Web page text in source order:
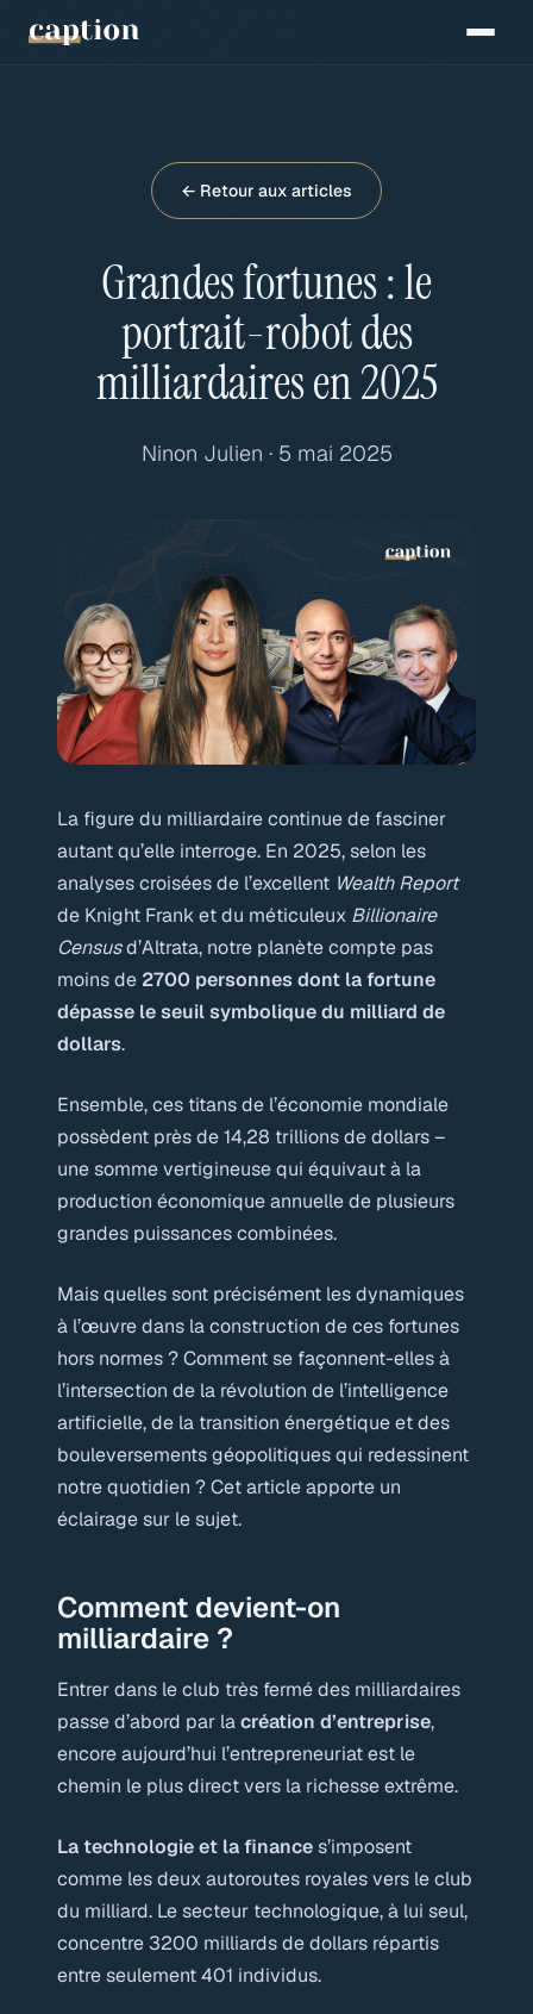
← Retour aux articles
Grandes fortunes : le
portrait-robot des
milliardaires en 2025
Ninon Julien · 5 mai 2025
La figure du milliardaire continue de fasciner
autant qu’elle interroge. En 2025, selon les
analyses croisées de l’excellent Wealth Report
de Knight Frank et du méticuleux Billionaire
Censusd’Altrata, notre planète compte pas
moins de 2700 personnes dont la fortune
dépasse le seuil symbolique du milliard de
dollars.
Ensemble, ces titans de l’économie mondiale
possèdent près de 14,28 trillions de dollars –
une somme vertigineuse qui équivaut à la
production économique annuelle de plusieurs
grandes puissances combinées.
Mais quelles sont précisément les dynamiques
à l’œuvre dans la construction de ces fortunes
hors normes ? Comment se façonnent-elles à
l’intersection de la révolution de l’intelligence
artificielle, de la transition énergétique et des
bouleversements géopolitiques qui redessinent
notre quotidien ? Cet article apporte un
éclairage sur le sujet.
Comment devient-on
milliardaire ?
Entrer dans le club très fermé des milliardaires
passe d’abord par lacréation d’entreprise,
encore aujourd’hui l’entrepreneuriat est le
chemin le plus direct vers la richesse extrême.
La technologie et la finances’imposent
comme les deux autoroutes royales vers le club
du milliard. Le secteur technologique, à lui seul,
concentre 3200 milliards de dollars répartis
entre seulement 401 individus.